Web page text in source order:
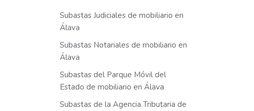
Subastas Judiciales de mobiliario en
Álava
Subastas Notariales de mobiliario en
Álava
Subastas del Parque Móvil del
Estado de mobiliario en Álava
Subastas de la Agencia Tributaria de